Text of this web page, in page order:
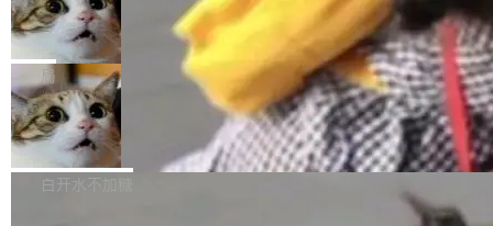
意味着一个无人看管的 AI 程序，在近半年时间
里日夜不停地"烧钱"。 复盘显示，...
而美国模型厂商在"闭门造车"。他的原话是 "buil
ding in silos"——各自为战，互不通气。 这个判
断从他嘴里说出来分量不同。Hugging Face 是
全球最大的开源 AI 平台，上面跑着上百万个模
型。谁在开源赛道上领先，...
序给别人用。偶尔有人自己写个博客系统、智能
家居控制、家庭实验室，都算稀奇事。 Crawsh
aw 是 Shelley 的作者，一个开源 AI coding age
nt。他最近在博客上写了一篇文章，核心论点很
简单：开发者工具必须开源。 理由不是传统的自
由软件情怀，而是一个跟 AI agent 直接相关的
技术判断。 两行 prompt 就能个性化任何软件 C
DeepSeek Harness 宣布内测邀请，全
网最大规模开源 Agent 路演现场诞生
一条内测招募帖，发出去的时候大概没人想到它
会变成一场开源 Agent 生态的路演。 8月1日，
DeepSeek Harness 团队负责人崔添翼（tiany
i）在 X 上发帖： 「如果你是 Agent Harness 相
关开源项目的开发者，希望参加 DeepSeek Har
ness 的内测，可以回复或私信联系我。请附上
局
商汤 SenseNova U1.5-Lite-Preview
开源
商汤科技宣布面向社区开源轻量级统一多模态模
型的预览版本 SenseNova U1.5-Lite-Preview。
白开水不加糖